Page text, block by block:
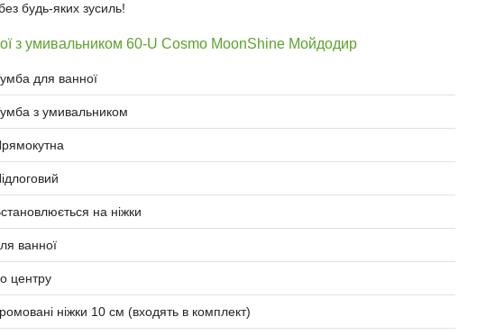
будь-яких зусиль!
з умивальником 60-U Cosmo MoonShine Мойдодир
для ванної
з умивальником
на ніжки
ванної
центру
ніжки 10 см (входять в комплект)